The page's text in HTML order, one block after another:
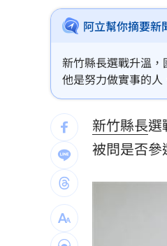
美：東南亞
ETF存到2千
馬斯克蓋地
蔣市政一團
飛機餐1果
阿立幫你摘要新
新竹縣長選戰升溫
他是努力做實事的人
新竹縣長選
被問是否參